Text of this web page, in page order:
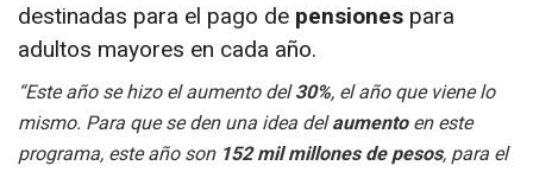
destinadas para el pago de pensiones para
adultos mayores en cada año.
“Este año se hizo el aumento del30%, el año que viene lo
mismo. Para que se den una idea delaumento en este
programa, este año son 152 mil millones de pesos, para el